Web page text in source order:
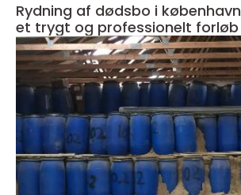
Rydning af dødsbo i københavn sådan får du
et trygt og professionelt forløb